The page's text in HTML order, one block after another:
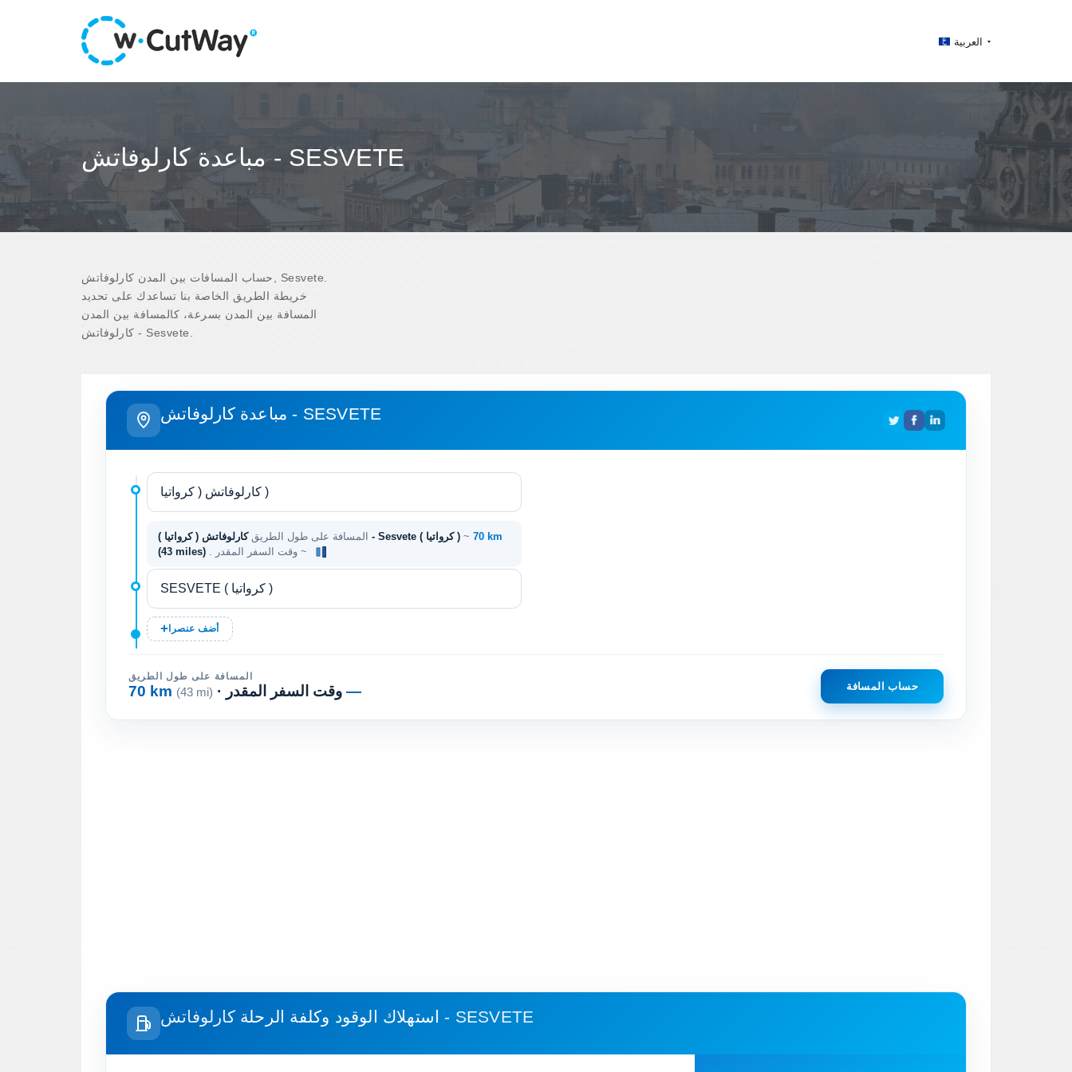
العربية
مباعدة كارلوفاتش - SESVETE
حساب المسافات بين المدن كارلوفاتش, Sesvete.
خريطة الطريق الخاصة بنا تساعدك على تحديد
المسافة بين المدن بسرعة، كالمسافة بين المدن
كارلوفاتش - Sesvete.
مباعدة كارلوفاتش - SESVETE
المسافة على طول الطريق كارلوفاتش ( كرواتيا ) - Sesvete ( كرواتيا ) ~
70 km
(43 miles)
. وقت السفر المقدر ~
أضف عنصرا
المسافة على طول الطريق
70 km (43 mi) — حساب المسافة
استهلاك الوقود وكلفة الرحلة كارلوفاتش - SESVETE